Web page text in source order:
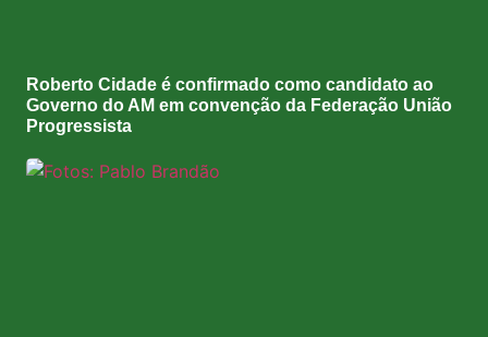
Roberto Cidade é confirmado como candidato ao
Governo do AM em convenção da Federação União
Progressista